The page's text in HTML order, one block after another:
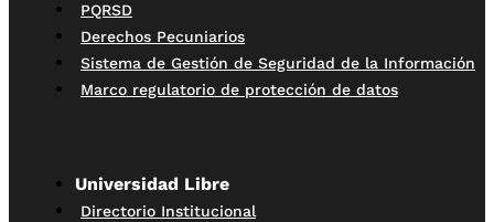
PQRSD
Derechos Pecuniarios
Sistema de Gestión de Seguridad de la Información
Marco regulatorio de protección de datos
Universidad Libre
Directorio Institucional